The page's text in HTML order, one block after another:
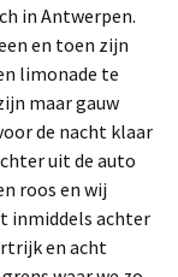
in Antwerpen.
en toen zijn
limonade te
maar gauw
de nacht klaar
uit de auto
roos en wij
inmiddels achter
en acht